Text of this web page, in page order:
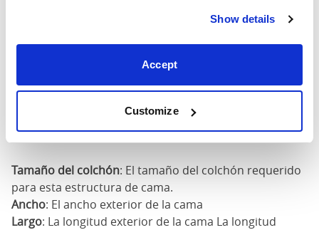
Show details
Accept
Customize
X
67" 83" 79"
200cm
83"
Tamaño del colchón: El tamaño del colchón requerido
para esta estructura de cama.
Ancho: El ancho exterior de la cama
Largo: La longitud exterior de la cama La longitud